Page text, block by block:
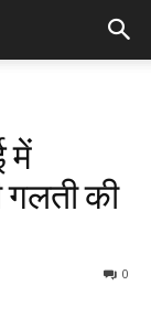
में
की
0